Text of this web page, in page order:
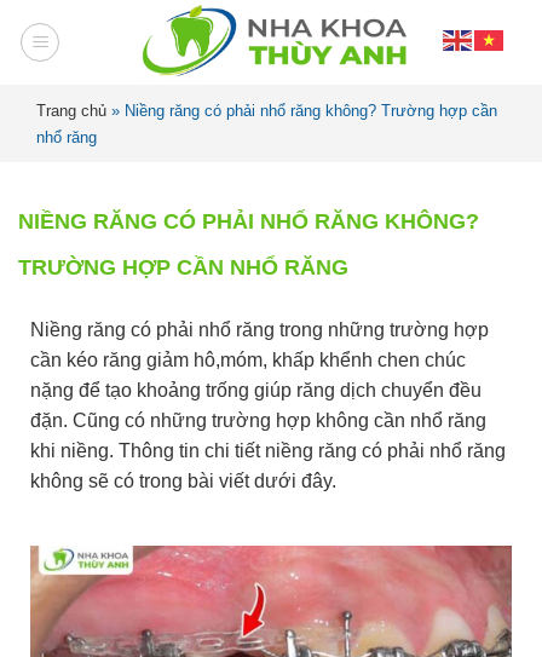
Trang chủ » Niềng răng có phải nhổ răng không? Trường hợp cần
nhổ răng
NIỀNG RĂNG CÓ PHẢI NHỔ RĂNG KHÔNG?
TRƯỜNG HỢP CẦN NHỔ RĂNG
Niềng răng có phải nhổ răng trong những trường hợp
cần kéo răng giảm hô,móm, khấp khểnh chen chúc
nặng để tạo khoảng trống giúp răng dịch chuyển đều
đặn. Cũng có những trường hợp không cần nhổ răng
khi niềng. Thông tin chi tiết niềng răng có phải nhổ răng
không sẽ có trong bài viết dưới đây.